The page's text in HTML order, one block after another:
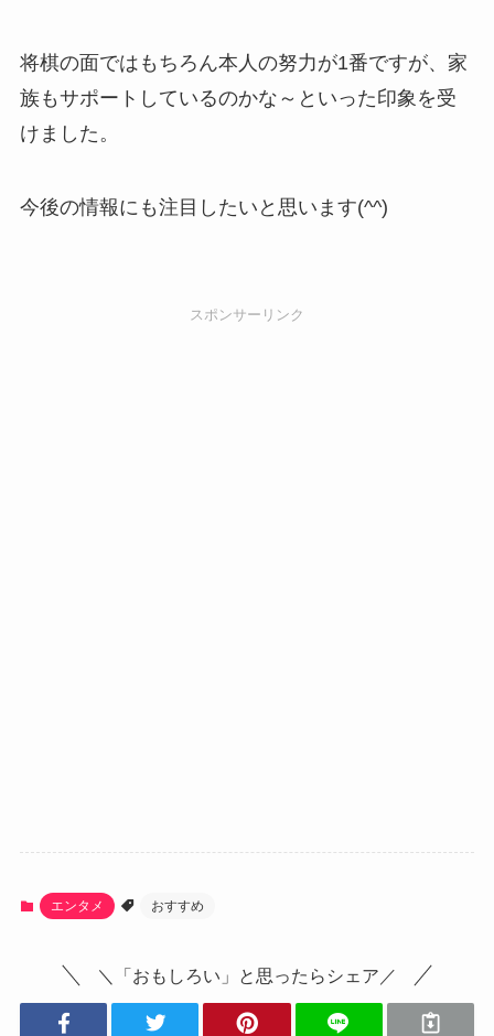
将棋の面ではもちろん本人の努力が1番ですが、家
族もサポートしているのかな～といった印象を受
けました。
今後の情報にも注目したいと思います(^^)
スポンサーリンク
エンタメ おすすめ
＼「おもしろい」と思ったらシェア／